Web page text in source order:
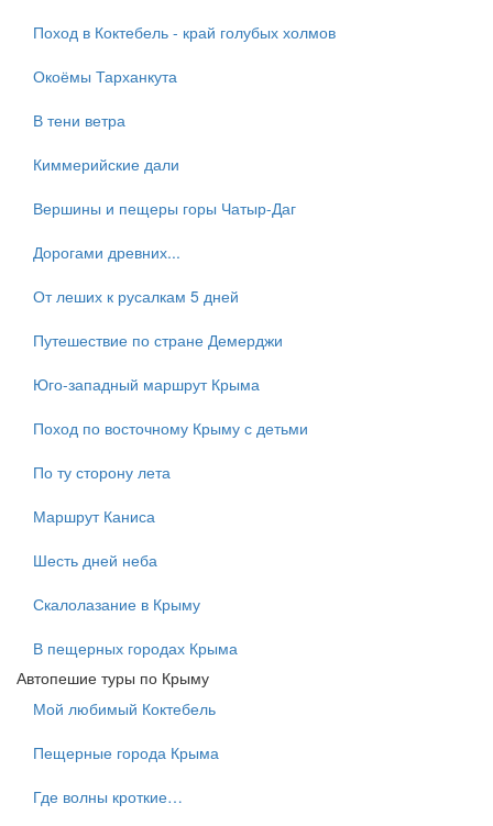
Поход в Коктебель - край голубых холмов
Окоёмы Тарханкута
В тени ветра
Киммерийские дали
Вершины и пещеры горы Чатыр-Даг
Дорогами древних...
От леших к русалкам 5 дней
Путешествие по стране Демерджи
Юго-западный маршрут Крыма
Поход по восточному Крыму с детьми
По ту сторону лета
Маршрут Каниса
Шесть дней неба
Скалолазание в Крыму
В пещерных городах Крыма
Автопешие туры по Крыму
Мой любимый Коктебель
Пещерные города Крыма
Где волны кроткие…